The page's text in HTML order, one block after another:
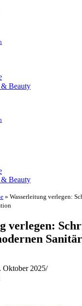
& Beauty
& Beauty
» Wasserleitung verlegen:
verlegen:
Oktober 2025